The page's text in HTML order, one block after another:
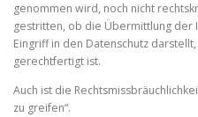
genommen wird, noch nicht
gestritten, ob die Übermittlung der
Eingriff in den Datenschutz
gerechtfertigt ist.
Auch ist die
zu greifen“.